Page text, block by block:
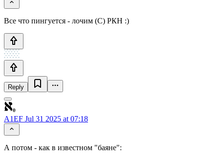
Все что пингуется - лочим (С) РКН :)
Reply
A1EF Jul 31 2025 at 07:18
А потом - как в известном "баяне":